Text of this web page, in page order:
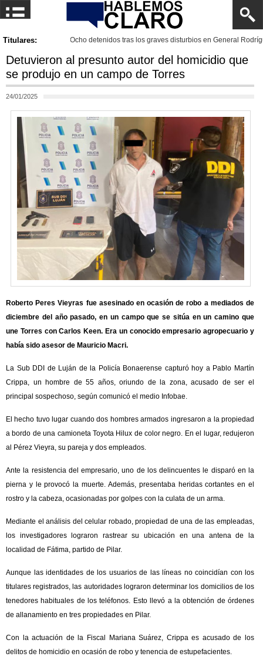
Titulares: Ocho detenidos tras los graves disturbios en General
Detuvieron al presunto autor del homicidio que
se produjo en un campo de Torres
24/01/2025
Roberto Peres Vieyras fue asesinado en ocasión de robo a mediados de
diciembre del año pasado, en un campo que se sitúa en un camino que
une Torres con Carlos Keen. Era un conocido empresario agropecuario y
había sido asesor de Mauricio Macri.
La Sub DDI de Luján de la Policía Bonaerense capturó hoy a Pablo Martín
Crippa, un hombre de 55 años, oriundo de la zona, acusado de ser el
principal sospechoso, según comunicó el medio Infobae.
El hecho tuvo lugar cuando dos hombres armados ingresaron a la propiedad
a bordo de una camioneta Toyota Hilux de color negro. En el lugar, redujeron
al Pérez Vieyra, su pareja y dos empleados.
Ante la resistencia del empresario, uno de los delincuentes le disparó en la
pierna y le provocó la muerte. Además, presentaba heridas cortantes en el
rostro y la cabeza, ocasionadas por golpes con la culata de un arma.
Mediante el análisis del celular robado, propiedad de una de las empleadas,
los investigadores lograron rastrear su ubicación en una antena de la
localidad de Fátima, partido de Pilar.
Aunque las identidades de los usuarios de las líneas no coincidían con los
titulares registrados, las autoridades lograron determinar los domicilios de los
tenedores habituales de los teléfonos. Esto llevó a la obtención de órdenes
de allanamiento en tres propiedades en Pilar.
Con la actuación de la Fiscal Mariana Suárez, Crippa es acusado de los
delitos de homicidio en ocasión de robo y tenencia de estupefacientes.